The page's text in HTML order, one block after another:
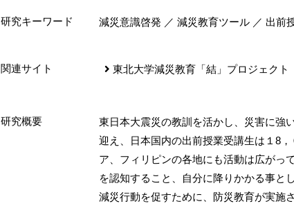
研究キーワード 減災意識啓発 ／ 減災教育ツール ／ 出前
関連サイト 東北大学減災教育「結」プロジェクト
研究概要
東日本大震災の教訓を活かし、災害に強
迎え、日本国内の出前授業受講生は１8
ア、フィリピンの各地にも活動は広がっ
を認知すること、自分に降りかかる事と
減災行動を促すために、防災教育が実施